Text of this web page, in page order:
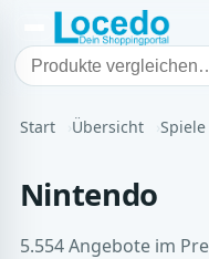
Start Übersicht Spiele
Nintendo
5.554 Angebote im